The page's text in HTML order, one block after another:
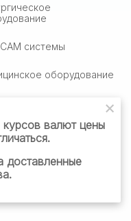
системы
оборудование
курсов валют цены
доставленные